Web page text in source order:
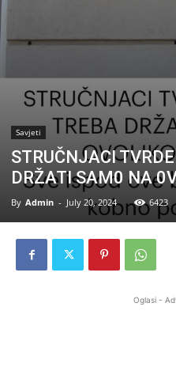
Savjeti
STRUČNJACI
DRŽATI SAM0 NA
By Admin - July 20, 2024 6423
Oglasi -